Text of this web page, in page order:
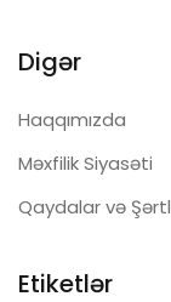
Digər
Haqqımızda
Məxfilik Siyasəti
Qaydalar və
Etiketlər